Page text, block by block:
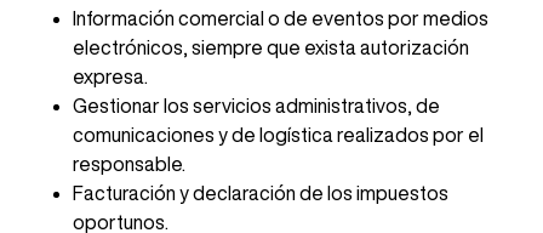
Información comercial o de eventos por medios
electrónicos, siempre que exista autorización
expresa.
Gestionar los servicios administrativos, de
comunicaciones y de logística realizados por el
responsable.
Facturación y declaración de los impuestos
oportunos.